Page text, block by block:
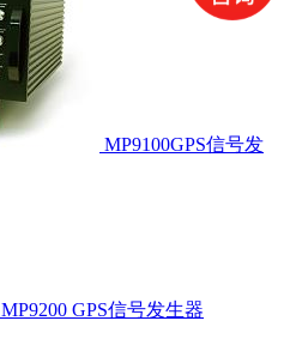
MP9100GPS信号发
MP9200 GPS信号发生器